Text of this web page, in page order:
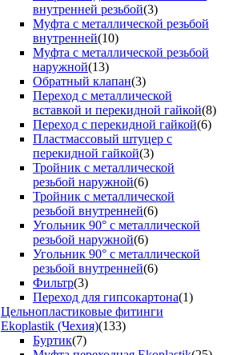
внутренней резьбой(3)
Муфта с металлической резьбой
внутренней(10)
Муфта с металлической резьбой
наружной(13)
Обратный клапан(3)
Переход с металлической
вставкой и перекидной гайкой(8)
Переход с перекидной гайкой(6)
Пластмассовый штуцер с
перекидной гайкой(3)
Тройник с металлической
резьбой наружной(6)
Тройник с металлической
резьбой внутренней(6)
Угольник 90° с металлической
резьбой наружной(6)
Угольник 90° с металлической
резьбой внутренней(6)
Фильтр(3)
Переход для гипсокартона(1)
Цельнопластиковые фитинги
Ekoplastik (Чехия)(133)
Буртик(7)